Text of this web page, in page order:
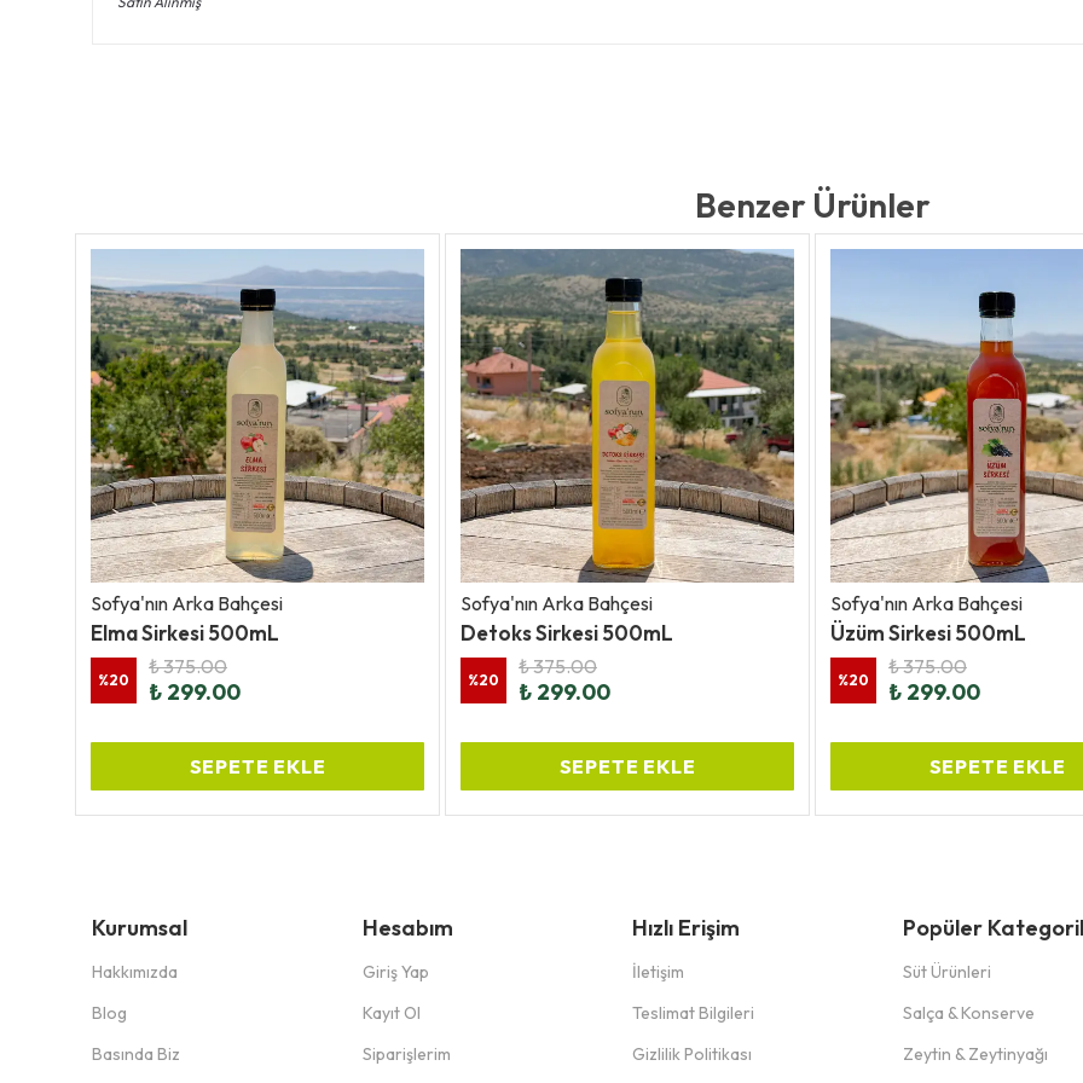
Benzer Ürünler
Sofya'nın Arka Bahçesi
Elma Sirkesi 500mL
%20
₺ 375.00
₺ 299.00
SEPETE EKLE
Sofya'nın Arka Bahçesi
Detoks Sirkesi 500mL
%20
₺ 375.00
₺ 299.00
SEPETE EKLE
Sofya'nın Arka Bahçesi
Üzüm Sirkesi 500mL
%20
₺ 375.00
₺ 299.00
SEPETE EKLE
Kurumsal
Hakkımızda
Blog
Basında Biz
Hesabım
Giriş Yap
Kayıt Ol
Siparişlerim
Hızlı Erişim
İletişim
Teslimat Bilgileri
Gizlilik Politikası
Popüler
Süt Ürünleri
Salça & Konserve
Zeytin & Zeytinyağı